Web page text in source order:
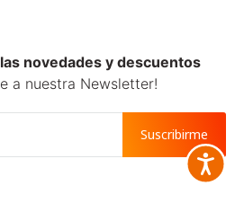
novedades y descuentos
a nuestra Newsletter!
Suscribirme